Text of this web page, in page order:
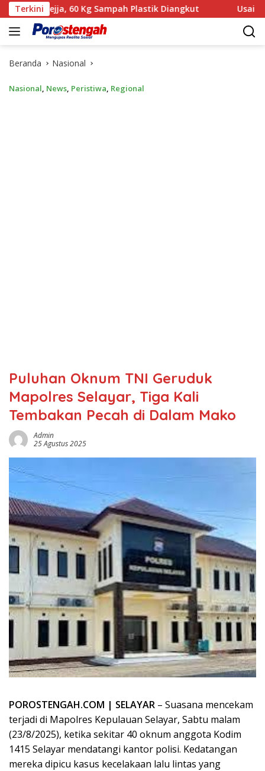
Langsung
ke
konten
Terkini
60 Kg Sampah Plastik Diangkut ‎Usai Gelar Perkara
Beranda Nasional
Nasional, News, Peristiwa, Regional
‎Puluhan Oknum TNI Geruduk
Mapolres Selayar, Tiga Kali
Tembakan Pecah di Dalam Mako
Admin
25 Agustus 2025
POROSTENGAH.COM | SELAYAR – Suasana mencekam
terjadi di Mapolres Kepulauan Selayar, Sabtu malam
(23/8/2025), ketika sekitar 40 oknum anggota Kodim
1415 Selayar mendatangi kantor polisi. Kedatangan
mereka dipicu kasus kecelakaan lalu lintas yang